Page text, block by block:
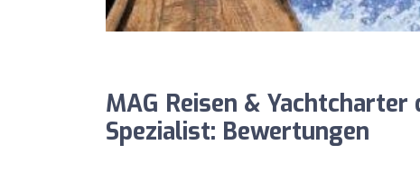
MAG Reisen & Yachtcharter
Spezialist: Bewertungen